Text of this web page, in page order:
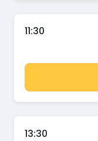
11:30
13:30